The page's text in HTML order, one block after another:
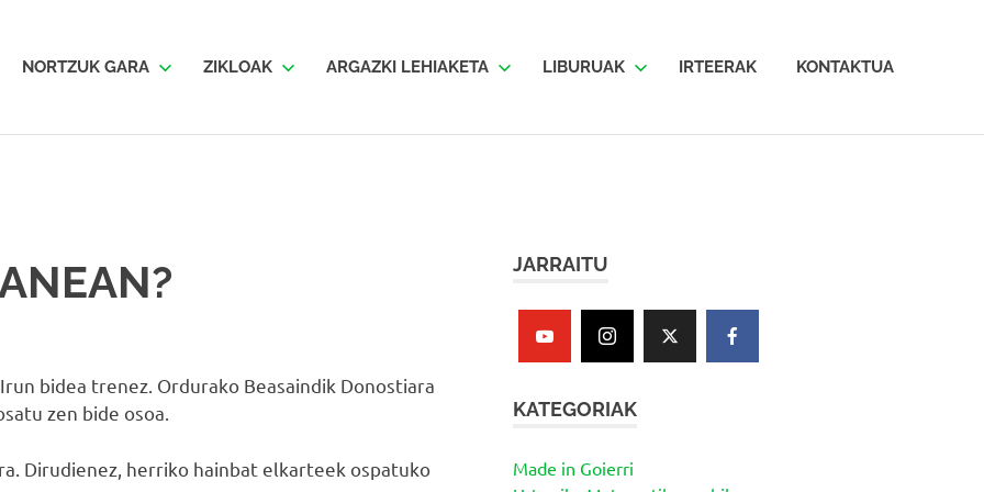
NORTZUK GARA ZIKLOAK ARGAZKI LEHIAKETA LIBURUAK IRTEERAK KONTAKTUA
bidea trenez. Ordurako Beasaindik Donostiara
zen bide osoa.
Dirudienez, herriko hainbat elkarteek ospatuko
JARRAITU
KATEGORIAK
Made in Goierri